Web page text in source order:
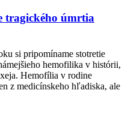
tragického úmrtia
si pripomíname stotretie
hemofilika v histórii,
Hemofília v rodine
z medicínskeho hľadiska, ale